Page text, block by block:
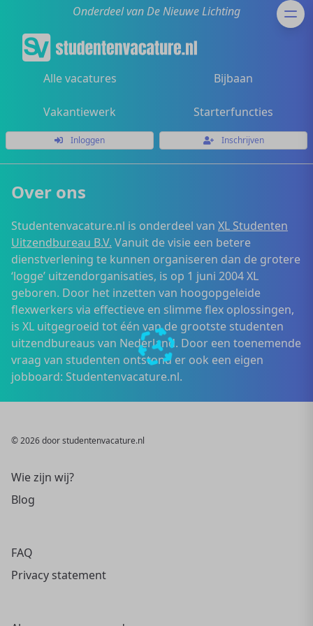
Onderdeel van De Nieuwe Lichting
Alle vacatures Bijbaan
Vakantiewerk Starterfuncties
Inloggen Inschrijven
Over ons
Studentenvacature.nl is onderdeel van XL Studenten
Uitzendbureau B.V. Vanuit de visie een betere
dienstverlening te kunnen organiseren dan de grotere
‘logge’ uitzendorganisaties, is op 1 juni 2004 XL
geboren. Door het inzetten van hoogopgeleide
flexwerkers via effectieve en slimme flex oplossingen,
is XL uitgegroeid tot één van de grootste studenten
uitzendbureaus van Nederland. Door een toenemende
vraag van studenten ontstond er ook een eigen
jobboard: Studentenvacature.nl.
© 2026 door studentenvacature.nl
Wie zijn wij?
Blog
FAQ
Privacy statement